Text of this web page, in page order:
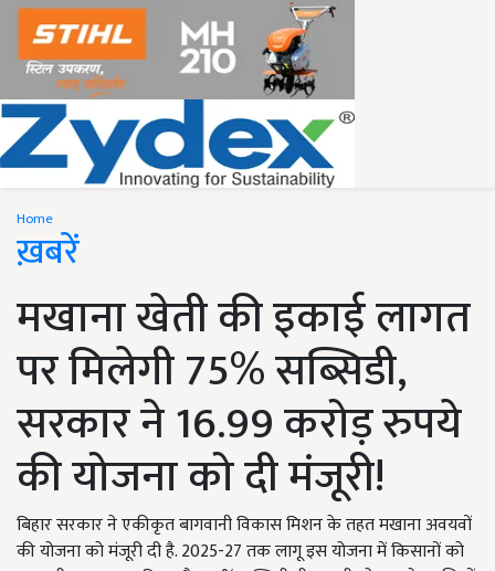
Home
ख़बरें
मखाना खेती की इकाई लागत
पर मिलेगी 75% सब्सिडी,
सरकार ने 16.99 करोड़ रुपये
की योजना को दी मंजूरी!
बिहार सरकार ने एकीकृत बागवानी विकास मिशन के तहत मखाना अवयवों
की योजना को मंजूरी दी है. 2025-27 तक लागू इस योजना में किसानों को